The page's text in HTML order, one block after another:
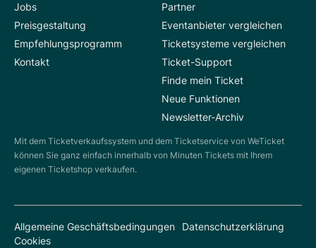
Jobs
Preisgestaltung
Empfehlungsprogramm
Kontakt
Partner
Eventanbieter vergleichen
Ticketsysteme vergleichen
Ticket-Support
Finde mein Ticket
Neue Funktionen
Newsletter-Archiv
Mit dem Ticketverkaufssystem und dem Ticketservice von WeTicket
können Sie ganz einfach innerhalb von Minuten Tickets mit Ihrem
eigenen Ticketshop verkaufen.
Allgemeine Geschäftsbedingungen
Datenschutzerklärung
Cookies